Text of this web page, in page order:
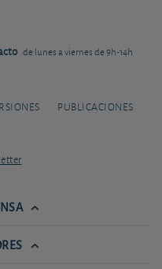
de lunes a viernes de 9h-14h
PUBLICACIONES